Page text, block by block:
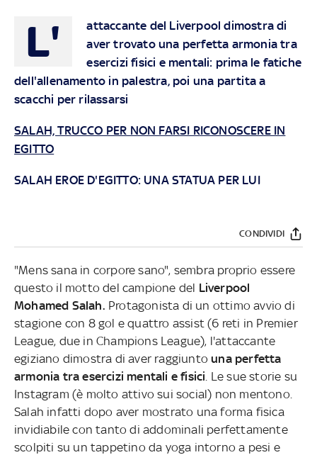
L'
attaccante del Liverpool dimostra di
aver trovato una perfetta armonia tra
esercizi fisici e mentali: prima le fatiche
dell'allenamento in palestra, poi una partita a
scacchi per rilassarsi
SALAH, TRUCCO PER NON FARSI RICONOSCERE IN
EGITTO
SALAH EROE D'EGITTO: UNA STATUA PER LUI
CONDIVIDI
"Mens sana in corpore sano", sembra proprio essere
questo il motto del campione del Liverpool
Mohamed Salah. Protagonista di un ottimo avvio di
stagione con 8 gol e quattro assist (6 reti in Premier
League, due in Champions League), l'attaccante
egiziano dimostra di aver raggiuntouna perfetta
armonia tra esercizi mentali e fisici . Le sue storie su
Instagram (è molto attivo sui social) non mentono.
Salah infatti dopo aver mostrato una forma fisica
invidiabile con tanto di addominali perfettamente
scolpiti su un tappetino da yoga intorno a pesi e